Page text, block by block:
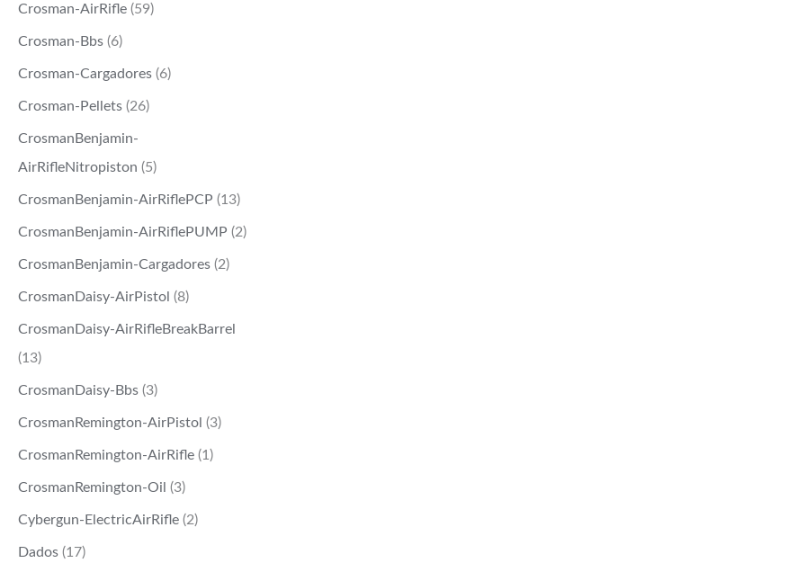
Crosman-AirRifle (59)
Crosman-Bbs (6)
Crosman-Cargadores (6)
Crosman-Pellets (26)
CrosmanBenjamin-
AirRifleNitropiston (5)
CrosmanBenjamin-AirRiflePCP (13)
CrosmanBenjamin-AirRiflePUMP (2)
CrosmanBenjamin-Cargadores (2)
CrosmanDaisy-AirPistol (8)
CrosmanDaisy-AirRifleBreakBarrel
(13)
CrosmanDaisy-Bbs (3)
CrosmanRemington-AirPistol (3)
CrosmanRemington-AirRifle (1)
CrosmanRemington-Oil (3)
Cybergun-ElectricAirRifle (2)
Dados (17)